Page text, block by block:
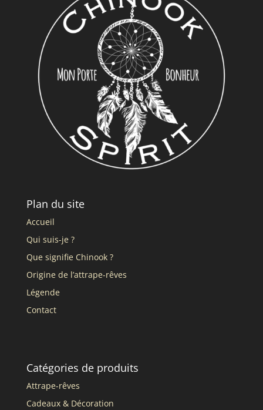
Plan du site
Accueil
Qui suis-je ?
Que signifie Chinook ?
Origine de l’attrape-rêves
Légende
Contact
Catégories de produits
Attrape-rêves
Cadeaux & Décoration